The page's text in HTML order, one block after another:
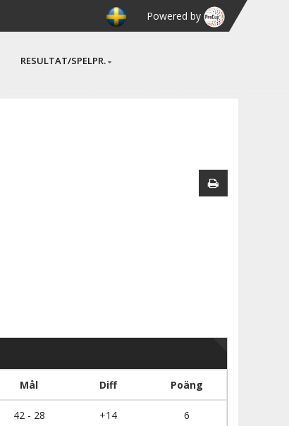
Powered by
RESULTAT/SPELPR.
Mål Diff Poäng
42 - 28 +14 6